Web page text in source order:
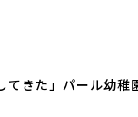
きた」パール幼